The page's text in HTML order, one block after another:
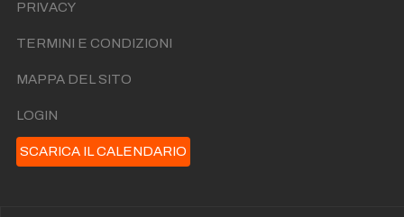
NASCE “FORIO MOOD”: L’ESTATE FORIANA SI
NASCE “FORIO MOOD”: L’ESTATE FORIANA SI
PRIVACY
TERMINI E CONDIZIONI
MAPPA DEL SITO
LOGIN
SCARICA IL CALENDARIO